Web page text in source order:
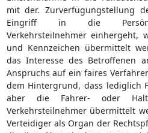
mit der. Zurverfügungstellung
Eingriff in die
Verkehrsteilnehmer einhergeht,
und Kennzeichen übermittelt
das Interesse des Betroffenen
Anspruchs auf ein faires
dem Hintergrund, dass lediglich
aber die Fahrer- oder
Verkehrsteilnehmer übermittelt
Verteidiger als Organ der